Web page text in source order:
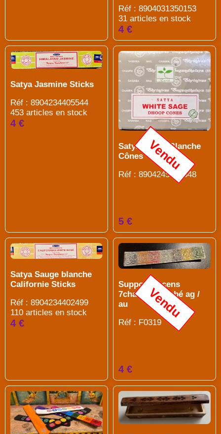
Réf : 8904031350153
31 articles en stock
4 €
Satya Jasmine Sticks
Réf : 8904234405544
453 articles en stock
4 €
Satya Sauge Blanche
Cônes
Réf : 8904245402648
Vendu
5 €
Satya Sauge blanche
Californie Sticks
Réf : 8904234402499
110 articles en stock
4 €
Support encens
7chakras courbé ag /
au
Réf : F0319
Vendu
4 €